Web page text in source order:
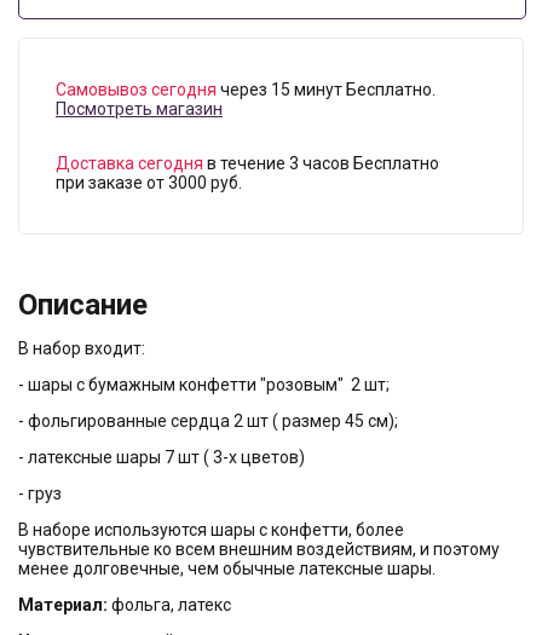
Самовывоз сегодня через 15 минут Бесплатно.
Посмотреть магазин
Доставка сегодня в течение 3 часов Бесплатно
при заказе от 3000 руб.
Описание
В набор входит:
- шары с бумажным конфетти "розовым" 2 шт;
- фольгированные сердца 2 шт ( размер 45 см);
- латексные шары 7 шт ( 3-х цветов)
- груз
В наборе используются шары с конфетти, более
чувствительные ко всем внешним воздействиям, и поэтому
менее долговечные, чем обычные латексные шары.
Материал: фольга, латекс